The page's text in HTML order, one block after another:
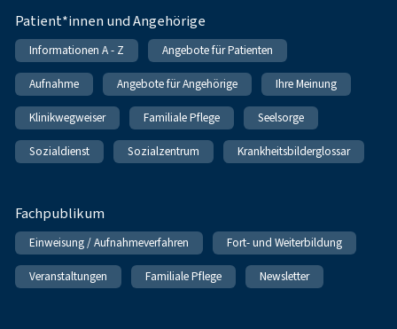
Patient*innen und Angehörige
Informationen A - Z Angebote für Patienten
Aufnahme Angebote für Angehörige Ihre Meinung
Klinikwegweiser Familiale Pflege Seelsorge
Sozialdienst Sozialzentrum Krankheitsbilderglossar
Fachpublikum
Einweisung / Aufnahmeverfahren Fort- und Weiterbildung
Veranstaltungen Familiale Pflege Newsletter